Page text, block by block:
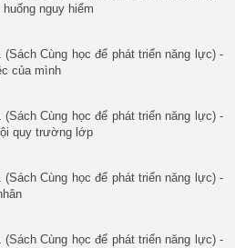
nguy hiểm
Cùng học để phát triển năng lực) -
của mình
Cùng học để phát triển năng lực) -
quy trường lớp
Cùng học để phát triển năng lực) -
Cùng học để phát triển năng lực) -